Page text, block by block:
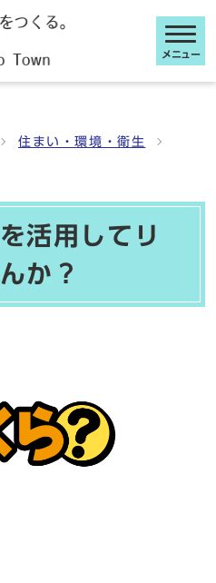
メニュー
住まい・環境・衛生
活用してリ
か？